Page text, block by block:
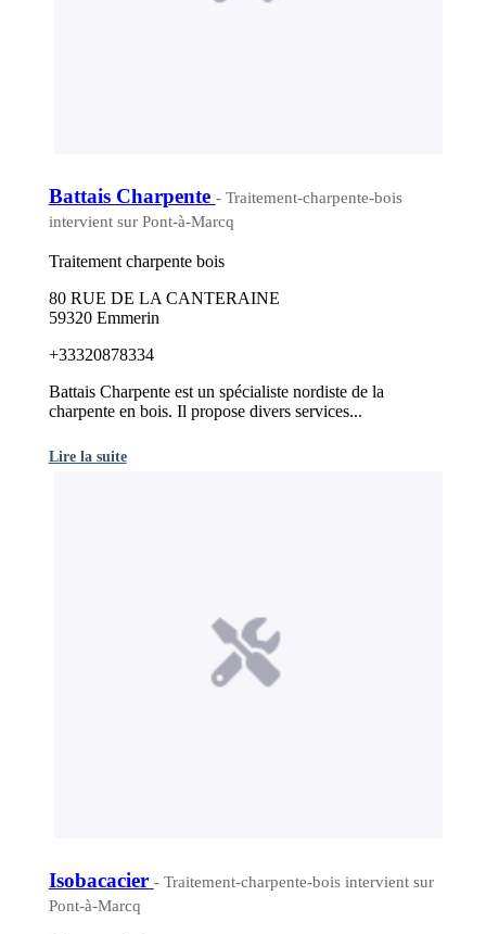
Battais Charpente - Traitement-charpente-bois
intervient sur Pont-à-Marcq
Traitement charpente bois
80 RUE DE LA CANTERAINE
59320 Emmerin
+33320878334
Battais Charpente est un spécialiste nordiste de la
charpente en bois. Il propose divers services...
Lire la suite
Isobacacier - Traitement-charpente-bois intervient sur
Pont-à-Marcq